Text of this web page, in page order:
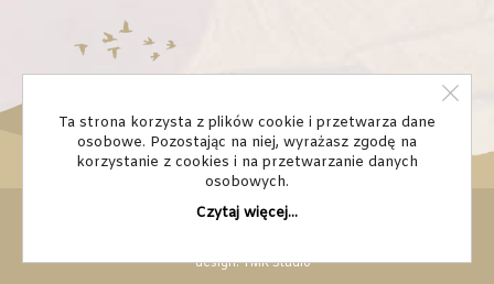
Ta strona korzysta z plików cookie i przetwarza dane
osobowe. Pozostając na niej, wyrażasz zgodę na
korzystanie z cookies i na przetwarzanie danych
osobowych.
Czytaj więcej...
© Domowy Kościół diecezja bydgoska
design: TMK Studio